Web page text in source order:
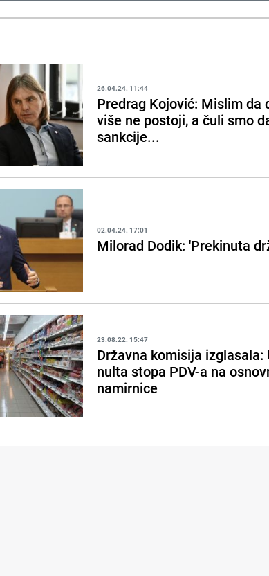
26.04.24. 11:44
Predrag Kojović: Mislim da
više ne postoji, a čuli smo
sankcije...
02.04.24. 17:01
Milorad Dodik: 'Prekinuta
23.08.22. 15:47
Državna komisija izglasala:
nulta stopa PDV-a na
namirnice